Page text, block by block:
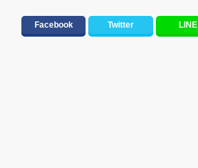
Facebook Twitter LINE